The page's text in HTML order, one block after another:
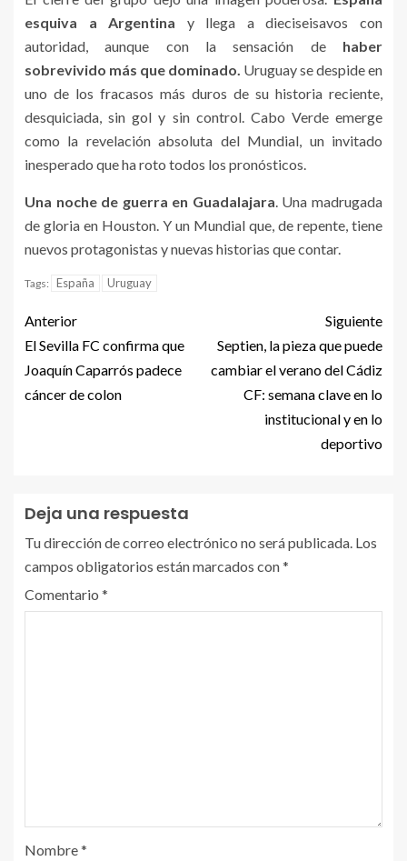
esquiva a Argentina y llega a dieciseisavos con
autoridad, aunque con la sensación de haber
sobrevivido más que dominado. Uruguay se despide en
uno de los fracasos más duros de su historia reciente,
desquiciada, sin gol y sin control. Cabo Verde emerge
como la revelación absoluta del Mundial, un invitado
inesperado que ha roto todos los pronósticos.
Una noche de guerra en Guadalajara. Una madrugada
de gloria en Houston. Y un Mundial que, de repente, tiene
nuevos protagonistas y nuevas historias que contar.
Tags: España Uruguay
Anterior
El Sevilla FC confirma que
Joaquín Caparrós padece
cáncer de colon
Siguiente
Septien, la pieza que puede
cambiar el verano del Cádiz
CF: semana clave en lo
institucional y en lo
deportivo
Deja una respuesta
Tu dirección de correo electrónico no será publicada. Los
campos obligatorios están marcados con*
Comentario *
Nombre*